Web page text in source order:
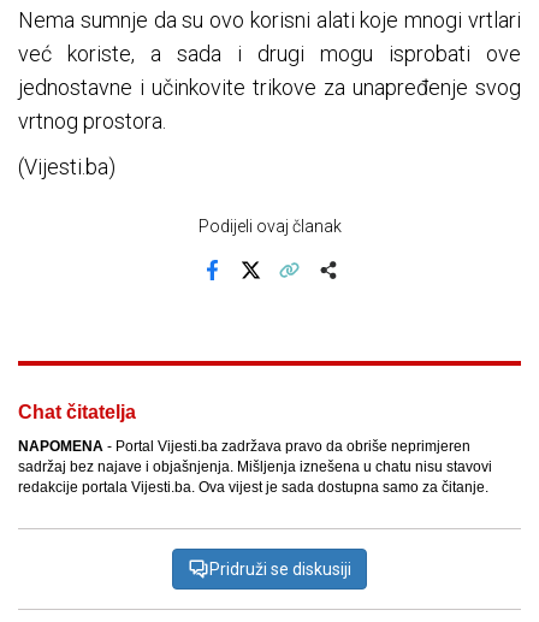
Nema sumnje da su ovo korisni alati koje mnogi vrtlari
već koriste, a sada i drugi mogu isprobati ove
jednostavne i učinkovite trikove za unapređenje svog
vrtnog prostora.
(Vijesti.ba)
Podijeli ovaj članak
Chat čitatelja
NAPOMENA - Portal Vijesti.ba zadržava pravo da obriše neprimjeren
sadržaj bez najave i objašnjenja. Mišljenja iznešena u chatu nisu stavovi
redakcije portala Vijesti.ba. Ova vijest je sada dostupna samo za čitanje.
Pridruži se diskusiji